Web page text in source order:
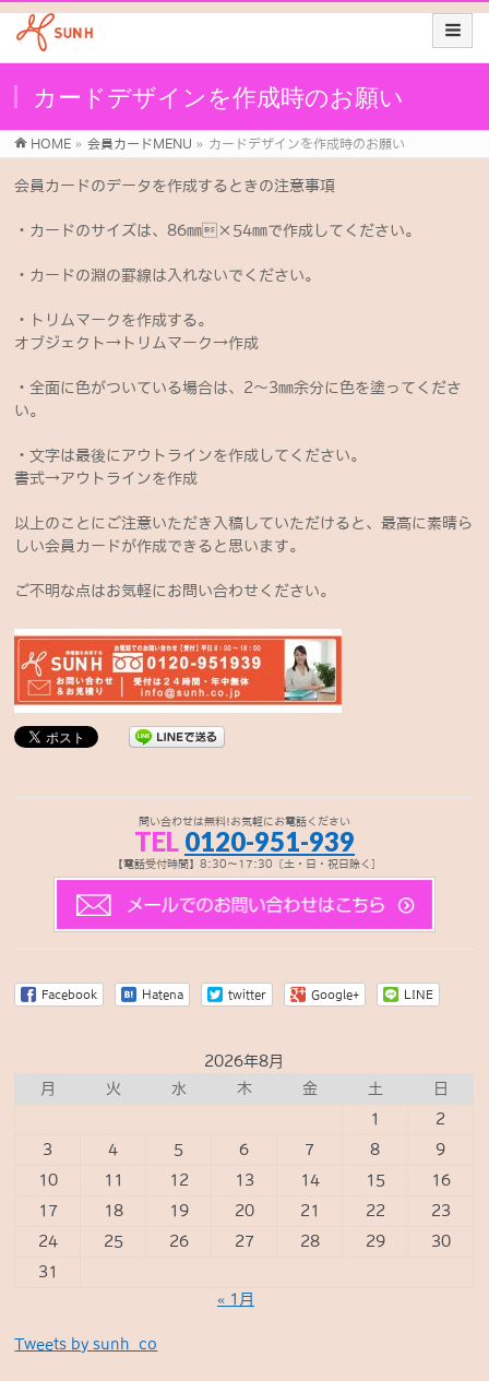
カードデザインを作成時のお願い
HOME » 会員カードMENU » カードデザインを作成時のお願い
会員カードのデータを作成するときの注意事項
・カードのサイズは、86㎜×54㎜で作成してください。
・カードの淵の罫線は入れないでください。
・トリムマークを作成する。
オブジェクト→トリムマーク→作成
・全面に色がついている場合は、2〜3㎜余分に色を塗ってくださ
い。
・文字は最後にアウトラインを作成してください。
書式→アウトラインを作成
以上のことにご注意いただき入稿していただけると、最高に素晴ら
しい会員カードが作成できると思います。
ご不明な点はお気軽にお問い合わせください。
問い合わせは無料!お気軽にお電話ください
TEL 0120-951-939
【電話受付時間】8:30～17:30〔土・日・祝日除く]
Facebook Hatena twitter Google+ LINE
2026年8月
月
火 水 木 金 土
日
1
2
3
4 5 6 7 8
9
10
11 12 13 14 15
16
17
18 19 20 21 22
23
24
25 26 27 28 29
30
31
« 1月
Tweets by sunh_co